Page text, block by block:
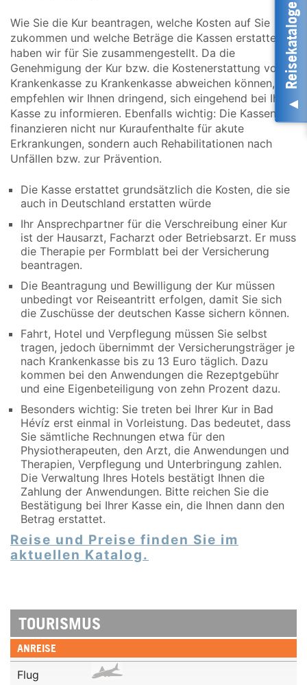
Wie Sie die Kur beantragen, welche Kosten auf Sie
zukommen und welche Beträge die Kassen erstatten,
haben wir für Sie zusammengestellt. Da die
Genehmigung der Kur bzw. die Kostenerstattung von
Krankenkasse zu Krankenkasse abweichen können,
empfehlen wir Ihnen dringend, sich eingehend bei Ihrer
Kasse zu informieren. Ebenfalls wichtig: Die Kassen
finanzieren nicht nur Kuraufenthalte für akute
Erkrankungen, sondern auch Rehabilitationen nach
Unfällen bzw. zur Prävention.
Die Kasse erstattet grundsätzlich die Kosten, die sie
auch in Deutschland erstatten würde
Ihr Ansprechpartner für die Verschreibung einer Kur
ist der Hausarzt, Facharzt oder Betriebsarzt. Er muss
die Therapie per Formblatt bei der Versicherung
beantragen.
Die Beantragung und Bewilligung der Kur müssen
unbedingt vor Reiseantritt erfolgen, damit Sie sich
die Zuschüsse der deutschen Kasse sichern können.
Fahrt, Hotel und Verpflegung müssen Sie selbst
tragen, jedoch übernimmt der Versicherungsträger je
nach Krankenkasse bis zu 13 Euro täglich. Dazu
kommen bei den Anwendungen die Rezeptgebühr
und eine Eigenbeteiligung von zehn Prozent dazu.
Besonders wichtig: Sie treten bei Ihrer Kur in Bad
Hévíz erst einmal in Vorleistung. Das bedeutet, dass
Sie sämtliche Rechnungen etwa für den
Physiotherapeuten, den Arzt, die Anwendungen und
Therapien, Verpflegung und Unterbringung zahlen.
Die Verwaltung Ihres Hotels bestätigt Ihnen die
Zahlung der Anwendungen. Bitte reichen Sie die
Bestätigung bei Ihrer Kasse ein, die Ihnen dann den
Betrag erstattet.
Reise und Preise finden Sie im
aktuellen Katalog.
TOURISMUS
ANREISE
Flug
Reisekataloge